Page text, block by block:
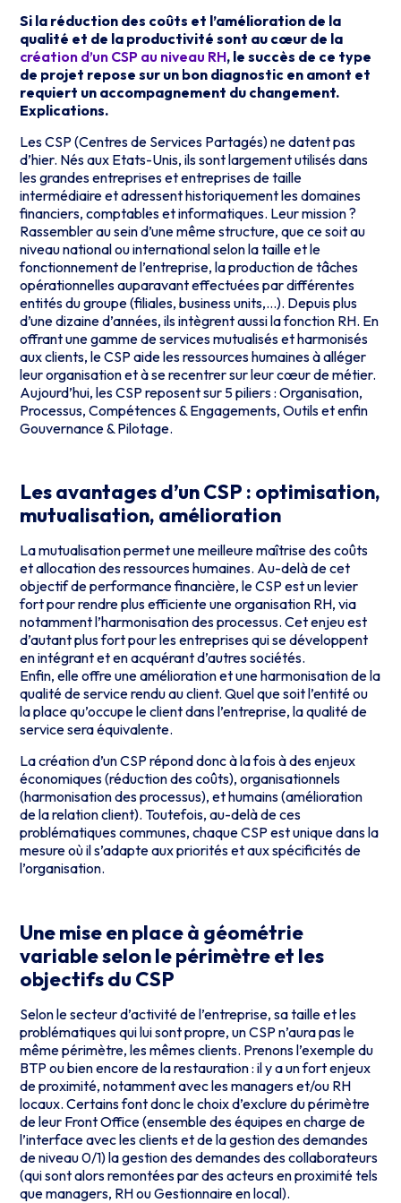
Si la réduction des coûts et l’amélioration de la
qualité et de la productivité sont au cœur de la
création d’un CSP au niveau RH, le succès de ce type
de projet repose sur un bon diagnostic en amont et
requiert un accompagnement du changement.
Explications.
Les CSP (Centres de Services Partagés) ne datent pas
d’hier. Nés aux Etats-Unis, ils sont largement utilisés dans
les grandes entreprises et entreprises de taille
intermédiaire et adressent historiquement les domaines
financiers, comptables et informatiques. Leur mission ?
Rassembler au sein d’une même structure, que ce soit au
niveau national ou international selon la taille et le
fonctionnement de l’entreprise, la production de tâches
opérationnelles auparavant effectuées par différentes
entités du groupe (filiales, business units,…). Depuis plus
d’une dizaine d’années, ils intègrent aussi la fonction RH. En
offrant une gamme de services mutualisés et harmonisés
aux clients, le CSP aide les ressources humaines à alléger
leur organisation et à se recentrer sur leur cœur de métier.
Aujourd’hui, les CSP reposent sur 5 piliers : Organisation,
Processus, Compétences & Engagements, Outils et enfin
Gouvernance & Pilotage.
Les avantages d’un CSP : optimisation,
mutualisation, amélioration
La mutualisation permet une meilleure maîtrise des coûts
et allocation des ressources humaines. Au-delà de cet
objectif de performance financière, le CSP est un levier
fort pour rendre plus efficiente une organisation RH, via
notamment l’harmonisation des processus. Cet enjeu est
d’autant plus fort pour les entreprises qui se développent
en intégrant et en acquérant d’autres sociétés.
Enfin, elle offre une amélioration et une harmonisation de la
qualité de service rendu au client. Quel que soit l’entité ou
la place qu’occupe le client dans l’entreprise, la qualité de
service sera équivalente.
La création d’un CSP répond donc à la fois à des enjeux
économiques (réduction des coûts), organisationnels
(harmonisation des processus), et humains (amélioration
de la relation client). Toutefois, au-delà de ces
problématiques communes, chaque CSP est unique dans la
mesure où il s’adapte aux priorités et aux spécificités de
l’organisation.
Une mise en place à géométrie
variable selon le périmètre et les
objectifs du CSP
Selon le secteur d’activité de l’entreprise, sa taille et les
problématiques qui lui sont propre, un CSP n’aura pas le
même périmètre, les mêmes clients. Prenons l’exemple du
BTP ou bien encore de la restauration : il y a un fort enjeux
de proximité, notamment avec les managers et/ou RH
locaux. Certains font donc le choix d’exclure du périmètre
de leur Front Office (ensemble des équipes en charge de
l’interface avec les clients et de la gestion des demandes
de niveau 0/1) la gestion des demandes des collaborateurs
(qui sont alors remontées par des acteurs en proximité tels
que managers, RH ou Gestionnaire en local).